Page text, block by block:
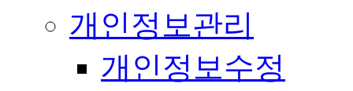
개인정보관리
개인정보수정